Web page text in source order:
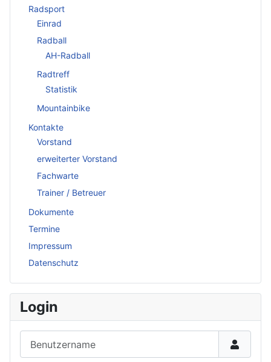
Radsport
Einrad
Radball
AH-Radball
Radtreff
Statistik
Mountainbike
Kontakte
Vorstand
erweiterter Vorstand
Fachwarte
Trainer / Betreuer
Dokumente
Termine
Impressum
Datenschutz
Login